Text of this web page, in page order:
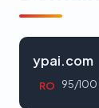
ypai.com
RO 95/100